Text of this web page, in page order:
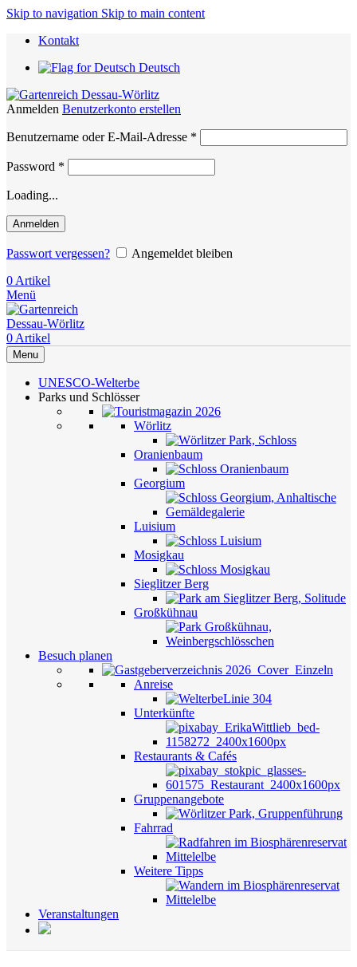
Skip to navigation Skip to main content
Kontakt
Deutsch
Anmelden Benutzerkonto erstellen
Benutzername oder E-Mail-Adresse *
Password *
Loading...
Anmelden
Passwort vergessen?
Angemeldet bleiben
0 Artikel
Menü
0 Artikel
Menu
UNESCO-Welterbe
Parks und Schlösser
Wörlitz
Oranienbaum
Georgium
Luisium
Mosigkau
Sieglitzer Berg
Großkühnau
Besuch planen
Anreise
Unterkünfte
Restaurants & Cafés
Gruppenangebote
Fahrrad
Weitere Tipps
Veranstaltungen